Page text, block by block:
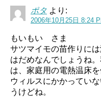
ポタ より:
2006年10月25日 8:24
もいもい さま
サツマイモの苗作りに
はだめなんでしょうね
は、家庭用の電熱温床
ウィルスにかかってい
うけどね。